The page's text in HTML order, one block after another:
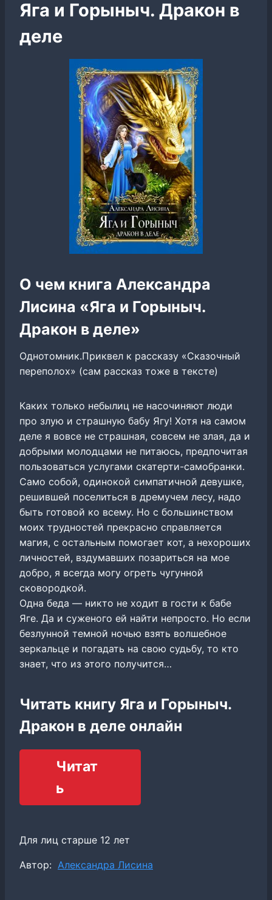
Яга и Горыныч. Дракон в
деле
О чем книга Александра
Лисина «Яга и Горыныч.
Дракон в деле»
Однотомник.Приквел к рассказу «Сказочный
переполох» (сам рассказ тоже в тексте)
Каких только небылиц не насочиняют люди
про злую и страшную бабу Ягу! Хотя на самом
деле я вовсе не страшная, совсем не злая, да и
добрыми молодцами не питаюсь, предпочитая
пользоваться услугами скатерти-самобранки.
Само собой, одинокой симпатичной девушке,
решившей поселиться в дремучем лесу, надо
быть готовой ко всему. Но с большинством
моих трудностей прекрасно справляется
магия, с остальным помогает кот, а нехороших
личностей, вздумавших позариться на мое
добро, я всегда могу огреть чугунной
сковородкой.
Одна беда — никто не ходит в гости к бабе
Яге. Да и суженого ей найти непросто. Но если
безлунной темной ночью взять волшебное
зеркальце и погадать на свою судьбу, то кто
знает, что из этого получится…
Читать книгу Яга и Горыныч.
Дракон в деле онлайн
Читат
ь
Для лиц старше 12 лет
Метки
Автор: Александра Лисина